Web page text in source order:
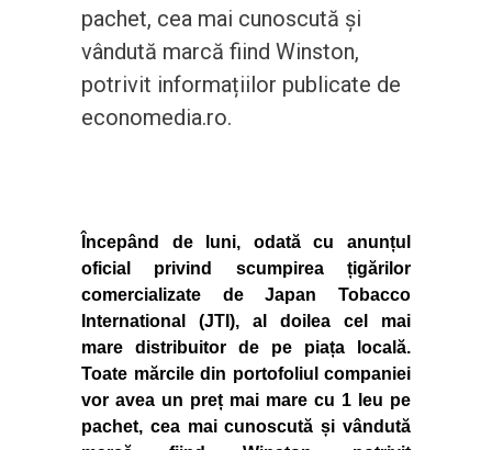
pachet, cea mai cunoscută și
vândută marcă fiind Winston,
potrivit informațiilor publicate de
economedia.ro.
Începând de luni, odată cu anunțul
oficial privind scumpirea țigărilor
comercializate de Japan Tobacco
International (JTI), al doilea cel mai
mare distribuitor de pe piața locală.
Toate mărcile din portofoliul companiei
vor avea un preț mai mare cu 1 leu pe
pachet, cea mai cunoscută și vândută